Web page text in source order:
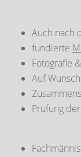
Auch nach
fundierte
Fotografie
Auf
Prüfung